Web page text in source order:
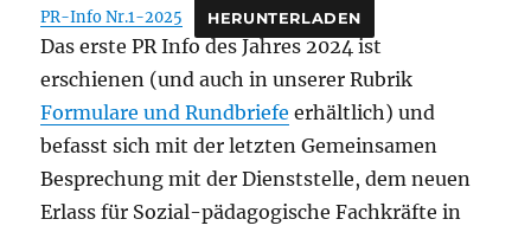
PR-Info Nr.1-2025 HERUNTERLADEN
Das erste PR Info des Jahres 2024 ist
erschienen (und auch in unserer Rubrik
Formulare und Rundbriefe erhältlich) und
befasst sich mit der letzten Gemeinsamen
Besprechung mit der Dienststelle, dem neuen
Erlass für Sozial-pädagogische Fachkräfte in